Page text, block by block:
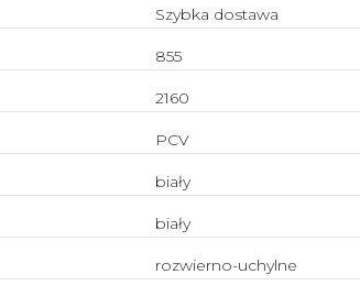
Szybka dostawa
855
2160
PCV
biały
biały
rozwierno-uchylne